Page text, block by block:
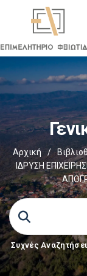
Αρχική /
ΙΔΡΥΣΗ
Συχνές